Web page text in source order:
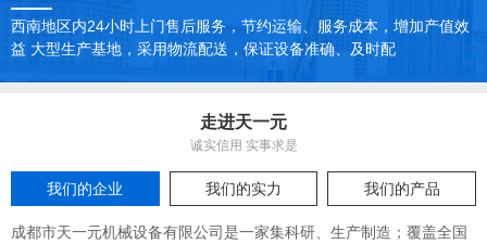
西南地区内24小时上门售后服务，节约运输、服务成本，增加产值效
益 大型生产基地，采用物流配送，保证设备准确、及时配
走进天一元
诚实信用 实事求是
我们的企业 我们的实力 我们的产品
成都市天一元机械设备有限公司是一家集科研、生产制造；覆盖全国